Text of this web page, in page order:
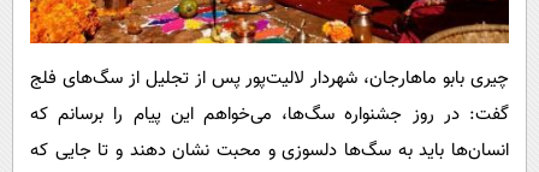
چیری بابو ماهارجان، شهردار لالیت‌پور پس از تجلیل از سگ‌های فلج
گفت: در روز جشنواره سگ‌ها، می‌خواهم این پیام را برسانم که
انسان‌ها باید به سگ‌ها دلسوزی و محبت نشان دهند و تا جایی که